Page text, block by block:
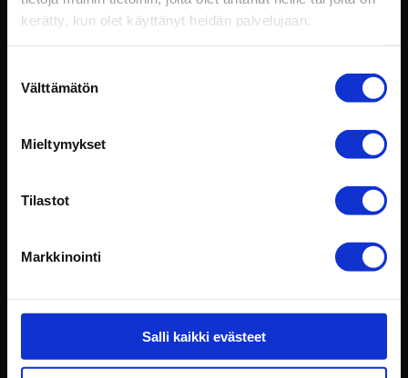
kerätty, kun olet käyttänyt heidän palvelujaan.
valinta
Välttämätön
Mieltymykset
Tilastot
Markkinointi
Salli kaikki evästeet
029 009 2530
Seuraa meitä somessa: